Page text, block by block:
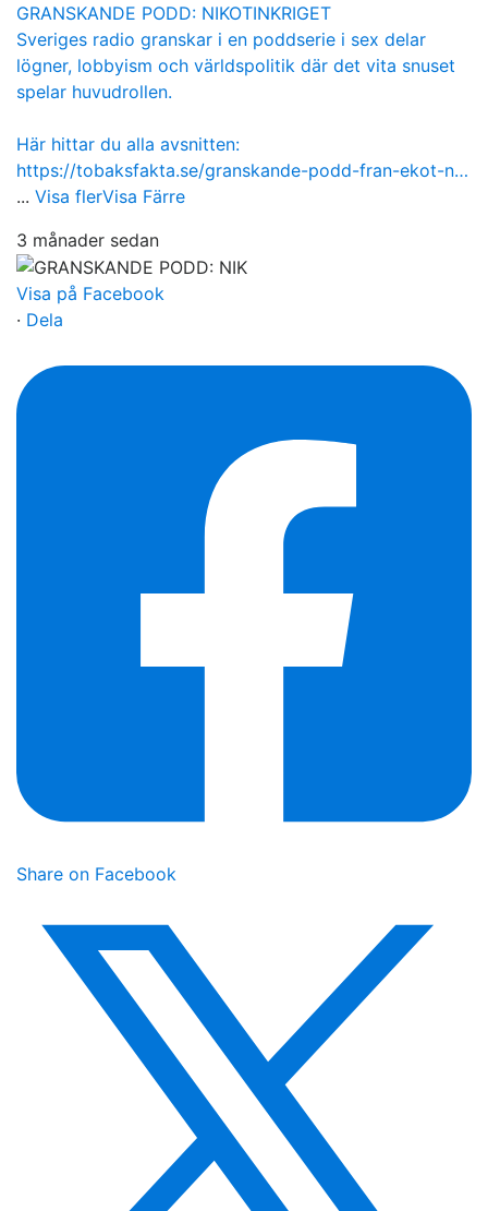
GRANSKANDE PODD: NIKOTINKRIGET
Sveriges radio granskar i en poddserie i sex delar
lögner, lobbyism och världspolitik där det vita snuset
spelar huvudrollen.
Här hittar du alla avsnitten:
https://tobaksfakta.se/granskande-podd-fran-ekot-n…
... Visa flerVisa Färre
3 månader sedan
Visa på Facebook
· Dela
Share on Facebook